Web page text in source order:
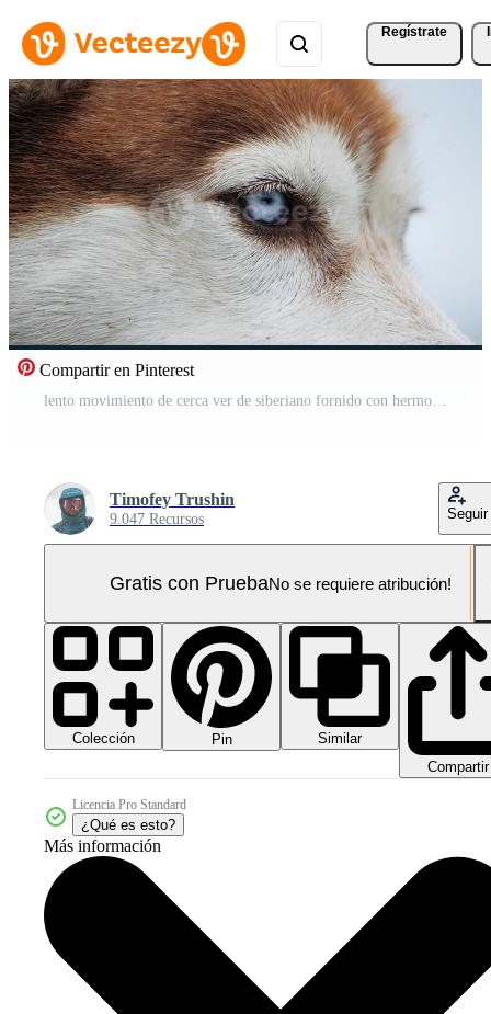
Regístrate
Compartir en Pinterest
lento movimiento de cerca ver de siberiano fornido con hermosa azul ojos Vídeo Pro
Timofey Trushin
9.047 Recursos Seguir
Gratis con PruebaNo se requiere atribución!
Colección Pin
Similar
Compartir
Licencia Pro Standard
¿Qué es esto?
Más información